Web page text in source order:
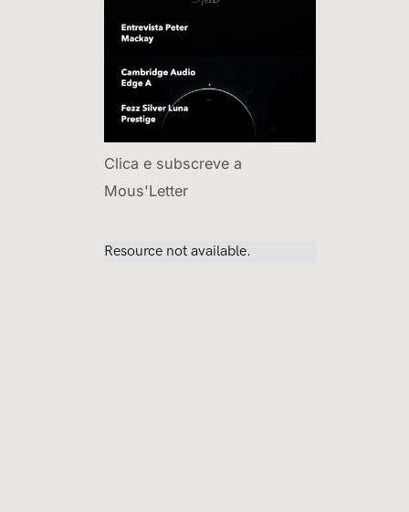
Clica e subscreve a
Mous'Letter